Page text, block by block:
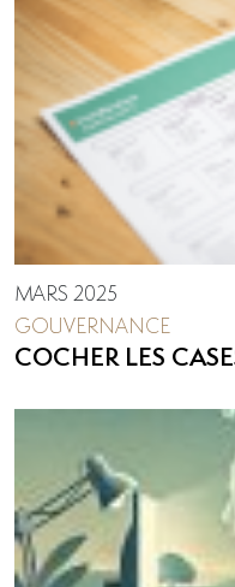
MARS 2025
GOUVERNANCE
COCHER LES